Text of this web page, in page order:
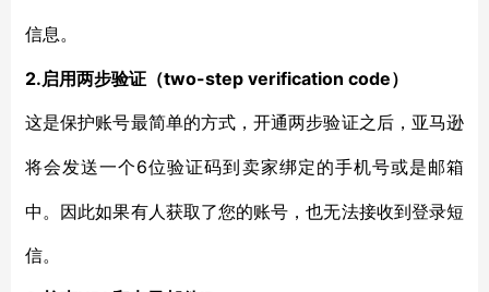
信息。
2.启用两步验证（two-step verification code）
这是保护账号最简单的方式，开通两步验证之后，亚马逊
将会发送一个6位验证码到卖家绑定的手机号或是邮箱
中。因此如果有人获取了您的账号，也无法接收到登录短
信。